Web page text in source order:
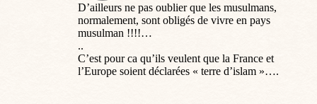
D’ailleurs ne pas oublier que les musulmans,
normalement, sont obligés de vivre en pays
musulman !!!!…
..
C’est pour ca qu’ils veulent que la France et
l’Europe soient déclarées « terre d’islam »….